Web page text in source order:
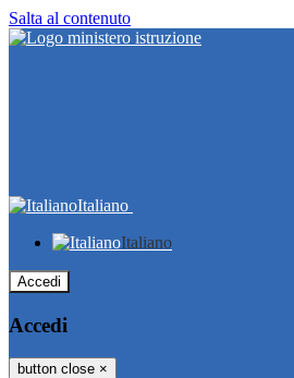
Salta al contenuto
Italiano
Italiano
Accedi
Accedi
button close ×